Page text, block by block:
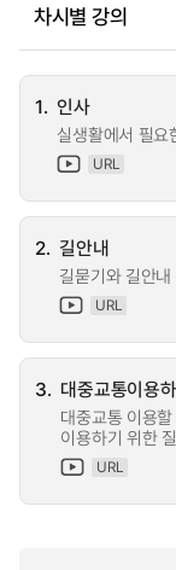
차시별 강의
1. 인사
실생활에서 필요
URL
2. 길안내
길묻기와 길안
URL
3. 대중교통이용
대중교통 이용
이용하기 위한
URL